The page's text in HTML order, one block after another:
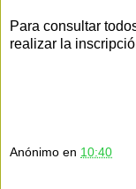
Para consultar
realizar la
Anónimo en 10:40